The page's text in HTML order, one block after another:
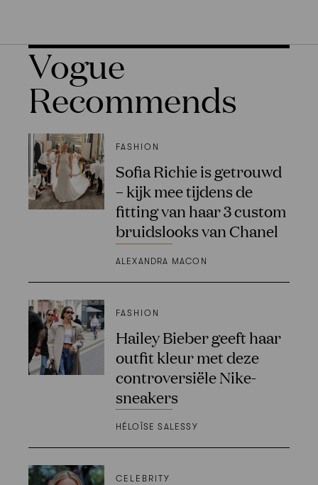
Vogue
Recommends
FASHION
Sofia Richie is getrouwd
– kijk mee tijdens de
fitting van haar 3 custom
bruidslooks van Chanel
ALEXANDRA MACON
FASHION
Hailey Bieber geeft haar
outfit kleur met deze
controversiële Nike-
sneakers
HÉLOÏSE SALESSY
CELEBRITY